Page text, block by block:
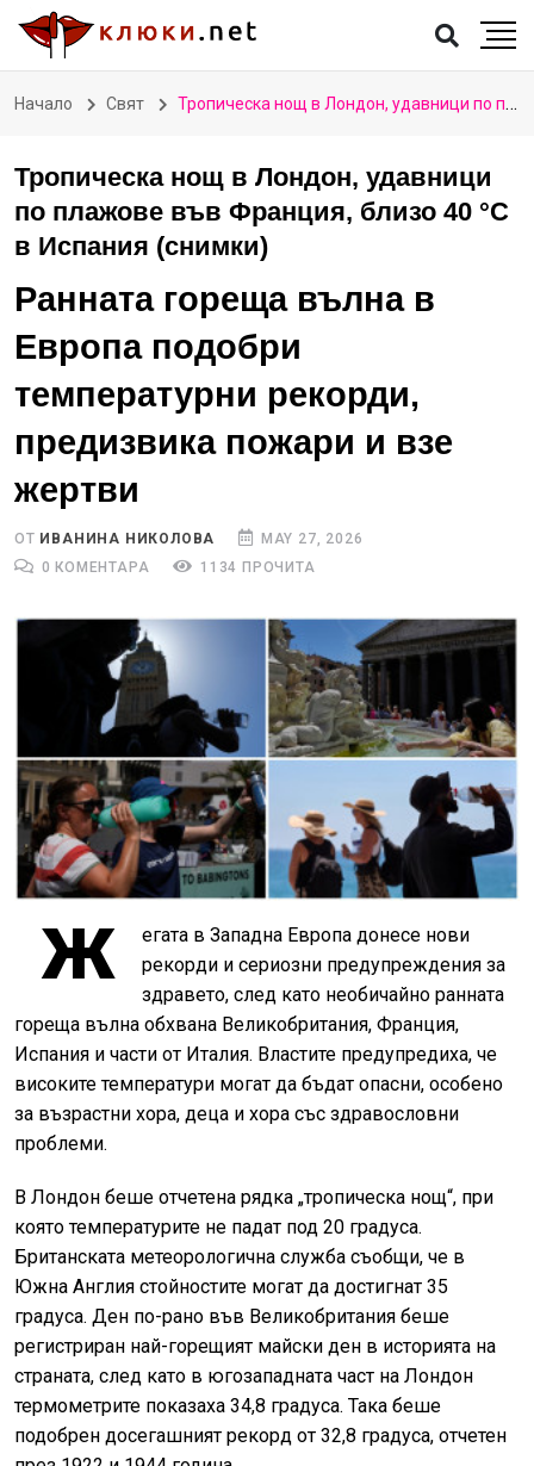
Начало Свят Тропическа нощ в Лондон, удавници по плажове във Франция, близо 40 °C в Испания (снимки)
Тропическа нощ в Лондон, удавници
по плажове във Франция, близо 40 °C
в Испания (снимки)
Ранната гореща вълна в
Европа подобри
температурни рекорди,
предизвика пожари и взе
жертви
ОТ ИВАНИНА НИКОЛОВА
MAY 27, 2026
0 КОМЕНТАРА
1134 ПРОЧИТА
Ж
егата в Западна Европа донесе нови
рекорди и сериозни предупреждения за
здравето, след като необичайно ранната
гореща вълна обхвана Великобритания, Франция,
Испания и части от Италия. Властите предупредиха, че
високите температури могат да бъдат опасни, особено
за възрастни хора, деца и хора със здравословни
проблеми.
В Лондон беше отчетена рядка „тропическа нощ“, при
която температурите не падат под 20 градуса.
Британската метеорологична служба съобщи, че в
Южна Англия стойностите могат да достигнат 35
градуса. Ден по-рано във Великобритания беше
регистриран най-горещият майски ден в историята на
страната, след като в югозападната част на Лондон
термометрите показаха 34,8 градуса. Така беше
подобрен досегашният рекорд от 32,8 градуса, отчетен